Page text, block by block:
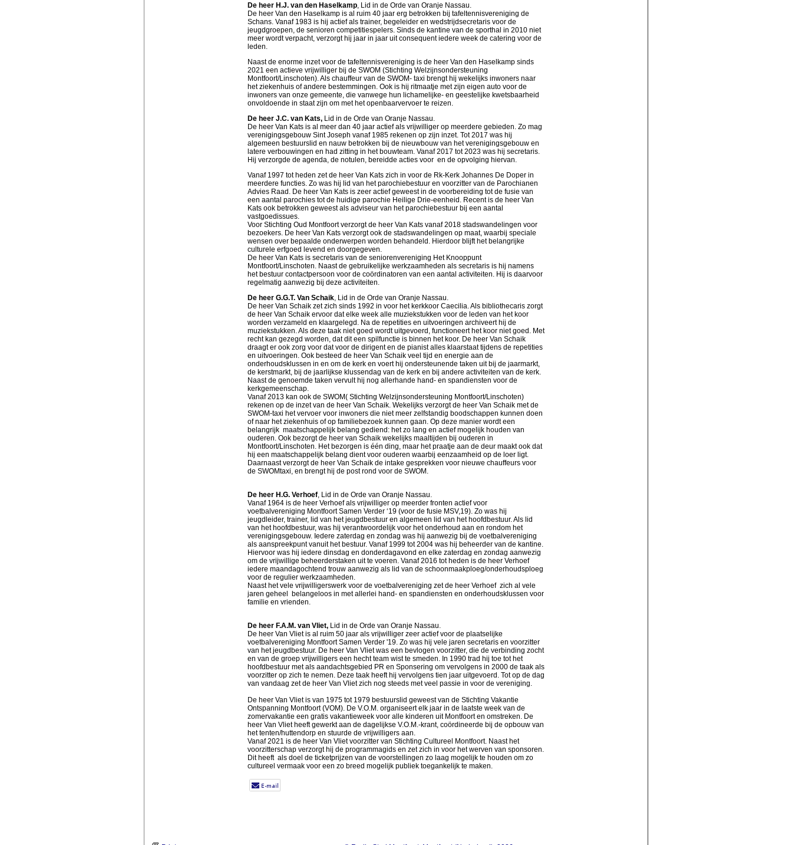
De heer H.J. van den Haselkamp , Lid in de Orde van Oranje Nassau.
De heer Van den Haselkamp is al ruim 40 jaar erg betrokken bij tafeltennisvereniging de
Schans. Vanaf 1983 is hij actief als trainer, begeleider en wedstrijdsecretaris voor de
jeugdgroepen, de senioren competitiespelers. Sinds de kantine van de sporthal in 2010 niet
meer wordt verpacht, verzorgt hij jaar in jaar uit consequent iedere week de catering voor de
leden.
Naast de enorme inzet voor de tafeltennisvereniging is de heer Van den Haselkamp sinds
2021 een actieve vrijwilliger bij de SWOM (Stichting Welzijnsondersteuning
Montfoort/Linschoten). Als chauffeur van de SWOM- taxi brengt hij wekelijks inwoners naar
het ziekenhuis of andere bestemmingen. Ook is hij ritmaatje met zijn eigen auto voor de
inwoners van onze gemeente, die vanwege hun lichamelijke- en geestelijke kwetsbaarheid
onvoldoende in staat zijn om met het openbaarvervoer te reizen.
De heer J.C. van Kats, Lid in de Orde van Oranje Nassau.
De heer Van Kats is al meer dan 40 jaar actief als vrijwilliger op meerdere gebieden. Zo mag
verenigingsgebouw Sint Joseph vanaf 1985 rekenen op zijn inzet. Tot 2017 was hij
algemeen bestuurslid en nauw betrokken bij de nieuwbouw van het verenigingsgebouw en
latere verbouwingen en had zitting in het bouwteam. Vanaf 2017 tot 2023 was hij secretaris.
Hij verzorgde de agenda, de notulen, bereidde acties voor en de opvolging hiervan.
Vanaf 1997 tot heden zet de heer Van Kats zich in voor de Rk-Kerk Johannes De Doper in
meerdere functies. Zo was hij lid van het parochiebestuur en voorzitter van de Parochianen
Advies Raad. De heer Van Kats is zeer actief geweest in de voorbereiding tot de fusie van
een aantal parochies tot de huidige parochie Heilige Drie-eenheid. Recent is de heer Van
Kats ook betrokken geweest als adviseur van het parochiebestuur bij een aantal
vastgoedissues.
Voor Stichting Oud Montfoort verzorgt de heer Van Kats vanaf 2018 stadswandelingen voor
bezoekers. De heer Van Kats verzorgt ook de stadswandelingen op maat, waarbij speciale
wensen over bepaalde onderwerpen worden behandeld. Hierdoor blijft het belangrijke
culturele erfgoed levend en doorgegeven.
De heer Van Kats is secretaris van de seniorenvereniging Het Knooppunt
Montfoort/Linschoten. Naast de gebruikelijke werkzaamheden als secretaris is hij namens
het bestuur contactpersoon voor de coördinatoren van een aantal activiteiten. Hij is daarvoor
regelmatig aanwezig bij deze activiteiten.
De heer G.G.T. Van Schaik , Lid in de Orde van Oranje Nassau.
De heer Van Schaik zet zich sinds 1992 in voor het kerkkoor Caecilia. Als bibliothecaris zorgt
de heer Van Schaik ervoor dat elke week alle muziekstukken voor de leden van het koor
worden verzameld en klaargelegd. Na de repetities en uitvoeringen archiveert hij de
muziekstukken. Als deze taak niet goed wordt uitgevoerd, functioneert het koor niet goed. Met
recht kan gezegd worden, dat dit een spilfunctie is binnen het koor. De heer Van Schaik
draagt er ook zorg voor dat voor de dirigent en de pianist alles klaarstaat tijdens de repetities
en uitvoeringen. Ook besteed de heer Van Schaik veel tijd en energie aan de
onderhoudsklussen in en om de kerk en voert hij ondersteunende taken uit bij de jaarmarkt,
de kerstmarkt, bij de jaarlijkse klussendag van de kerk en bij andere activiteiten van de kerk.
Naast de genoemde taken vervult hij nog allerhande hand- en spandiensten voor de
kerkgemeenschap.
Vanaf 2013 kan ook de SWOM( Stichting Welzijnsondersteuning Montfoort/Linschoten)
rekenen op de inzet van de heer Van Schaik. Wekelijks verzorgt de heer Van Schaik met de
SWOM-taxi het vervoer voor inwoners die niet meer zelfstandig boodschappen kunnen doen
of naar het ziekenhuis of op familiebezoek kunnen gaan. Op deze manier wordt een
belangrijk maatschappelijk belang gediend: het zo lang en actief mogelijk houden van
ouderen. Ook bezorgt de heer van Schaik wekelijks maaltijden bij ouderen in
Montfoort/Linschoten. Het bezorgen is één ding, maar het praatje aan de deur maakt ook dat
hij een maatschappelijk belang dient voor ouderen waarbij eenzaamheid op de loer ligt.
Daarnaast verzorgt de heer Van Schaik de intake gesprekken voor nieuwe chauffeurs voor
de SWOMtaxi, en brengt hij de post rond voor de SWOM.
De heer H.G. Verhoef , Lid in de Orde van Oranje Nassau.
Vanaf 1964 is de heer Verhoef als vrijwilliger op meerder fronten actief voor
voetbalvereniging Montfoort Samen Verder ‘19 (voor de fusie MSV,19). Zo was hij
jeugdleider, trainer, lid van het jeugdbestuur en algemeen lid van het hoofdbestuur. Als lid
van het hoofdbestuur, was hij verantwoordelijk voor het onderhoud aan en rondom het
verenigingsgebouw. Iedere zaterdag en zondag was hij aanwezig bij de voetbalvereniging
als aanspreekpunt vanuit het bestuur. Vanaf 1999 tot 2004 was hij beheerder van de kantine.
Hiervoor was hij iedere dinsdag en donderdagavond en elke zaterdag en zondag aanwezig
om de vrijwillige beheerderstaken uit te voeren. Vanaf 2016 tot heden is de heer Verhoef
iedere maandagochtend trouw aanwezig als lid van de schoonmaakploeg/onderhoudsploeg
voor de regulier werkzaamheden.
Naast het vele vrijwilligerswerk voor de voetbalvereniging zet de heer Verhoef zich al vele
jaren geheel belangeloos in met allerlei hand- en spandiensten en onderhoudsklussen voor
familie en vrienden.
De heer F.A.M. van Vliet, Lid in de Orde van Oranje Nassau.
De heer Van Vliet is al ruim 50 jaar als vrijwilliger zeer actief voor de plaatselijke
voetbalvereniging Montfoort Samen Verder '19. Zo was hij vele jaren secretaris en voorzitter
van het jeugdbestuur. De heer Van Vliet was een bevlogen voorzitter, die de verbinding zocht
en van de groep vrijwilligers een hecht team wist te smeden. In 1990 trad hij toe tot het
hoofdbestuur met als aandachtsgebied PR en Sponsering om vervolgens in 2000 de taak als
voorzitter op zich te nemen. Deze taak heeft hij vervolgens tien jaar uitgevoerd. Tot op de dag
van vandaag zet de heer Van Vliet zich nog steeds met veel passie in voor de vereniging.
De heer Van Vliet is van 1975 tot 1979 bestuurslid geweest van de Stichting Vakantie
Ontspanning Montfoort (VOM). De V.O.M. organiseert elk jaar in de laatste week van de
zomervakantie een gratis vakantieweek voor alle kinderen uit Montfoort en omstreken. De
heer Van Vliet heeft gewerkt aan de dagelijkse V.O.M.-krant, coördineerde bij de opbouw van
het tenten/huttendorp en stuurde de vrijwilligers aan.
Vanaf 2021 is de heer Van Vliet voorzitter van Stichting Cultureel Montfoort. Naast het
voorzitterschap verzorgt hij de programmagids en zet zich in voor het werven van sponsoren.
Dit heeft als doel de ticketprijzen van de voorstellingen zo laag mogelijk te houden om zo
cultureel vermaak voor een zo breed mogelijk publiek toegankelijk te maken.